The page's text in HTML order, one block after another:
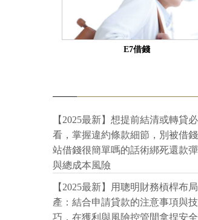
E7借錢
【2025最新】想提前結清或轉貸必
看，掌握違約條款細節，別被借
站借錢很簡單嗎的話術綁死還款
與總成本風險
【2025最新】用聰明財務槓桿布
產：結合申請貸款的注意事項與技
巧，在獲利與風險控管間拿捏安